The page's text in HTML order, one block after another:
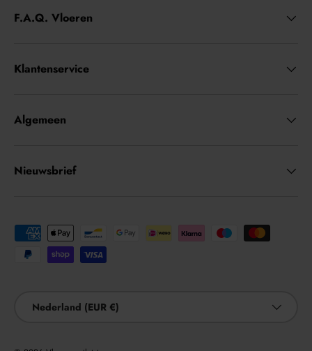
F.A.Q. Vloeren
Klantenservice
Algemeen
Nieuwsbrief
Geaccepteerde betaalmethoden
Nederland (EUR €)